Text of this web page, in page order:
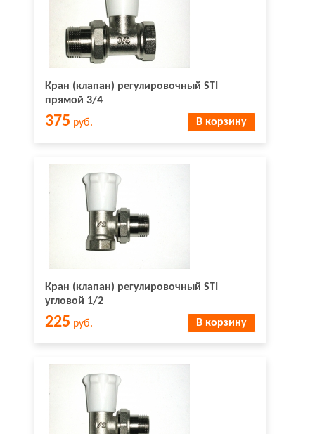
Кран (клапан) регулировочный STI
прямой 3/4
375 руб. В корзину
Кран (клапан) регулировочный STI
угловой 1/2
225 руб. В корзину